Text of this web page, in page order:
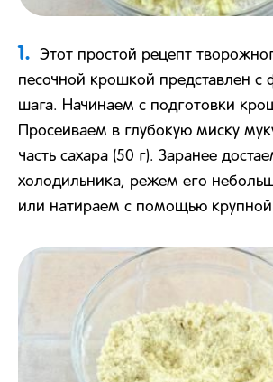
1.
Этот простой рецепт
песочной крошкой представлен с
шага. Начинаем с подготовки
Просеиваем в глубокую миску
часть сахара (50 г). Заранее
холодильника, режем его
или натираем с помощью крупной